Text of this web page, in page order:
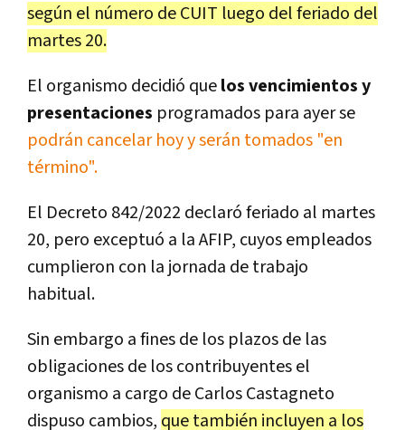
según el número de CUIT luego del feriado del
martes 20.
El organismo decidió quelos vencimientos y
presentaciones programados para ayer se
podrán cancelar hoy y serán tomados "en
término".
El Decreto 842/2022 declaró feriado al martes
20, pero exceptuó a la AFIP, cuyos empleados
cumplieron con la jornada de trabajo
habitual.
Sin embargo a fines de los plazos de las
obligaciones de los contribuyentes el
organismo a cargo de Carlos Castagneto
dispuso cambios, que también incluyen a los